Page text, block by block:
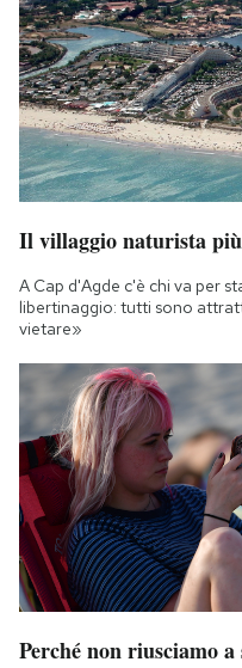
Il villaggio naturista
A Cap d'Agde c'è chi va per
libertinaggio: tutti sono
vietare»
Perché non riusciamo